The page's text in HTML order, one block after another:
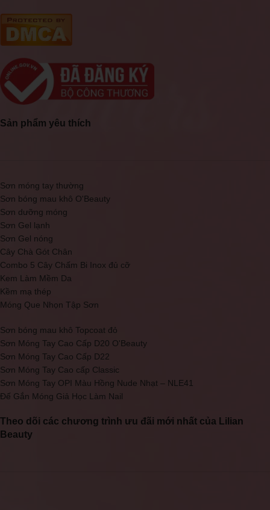
Sản phẩm yêu thích
Sơn móng tay thường
Sơn bóng mau khô O'Beauty
Sơn dưỡng móng
Sơn Gel lạnh
Sơn Gel nóng
Cây Chà Gót Chân
Combo 5 Cây Chấm Bi Inox đủ cỡ
Kem Làm Mềm Da
Kềm mạ thép
Móng Que Nhọn Tập Sơn
Sơn bóng mau khô Topcoat đỏ
Sơn Móng Tay Cao Cấp D20 O'Beauty
Sơn Móng Tay Cao Cấp D22
Sơn Móng Tay Cao cấp Classic
Sơn Móng Tay OPI Màu Hồng Nude Nhạt – NLE41
Đế Gắn Móng Giả Học Làm Nail
Theo dõi các chương trình ưu đãi mới nhất của Lilian
Beauty